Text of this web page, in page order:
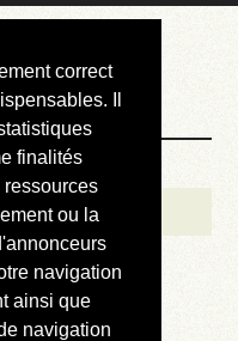
correct
Il
finalités
ou la
navigation
ainsi que
navigation